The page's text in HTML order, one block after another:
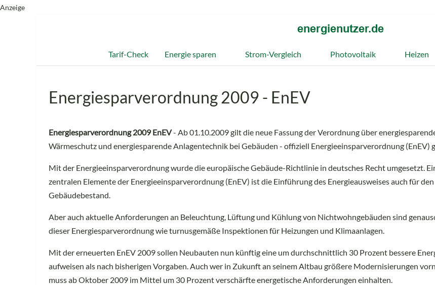
Anzeige
Tarif-Check Energie sparen Strom-Vergleich Photovoltaik Heizen
Energiesparverordnung 2009 - EnEV
Energiesparverordnung 2009 EnEV- Ab 01.10.2009 gilt die neue Fassung der Verordnung über
Wärmeschutz und energiesparende Anlagentechnik bei Gebäuden - offiziell Energieeinsparverordnung (EnEV)
Mit der Energieeinsparverordnung wurde die europäische Gebäude-Richtlinie in deutsches Recht umgesetzt.
zentralen Elemente der Energieeinsparverordnung (EnEV) ist die Einführung des Energieausweises auch für den
Gebäudebestand.
Aber auch aktuelle Anforderungen an Beleuchtung, Lüftung und Kühlung von Nichtwohngebäuden sind
dieser Energiesparverordnung wie turnusgemäße Inspektionen für Heizungen und Klimaanlagen.
Mit der erneuerten EnEV 2009 sollen Neubauten nun künftig eine um durchschnittlich 30 Prozent bessere
aufweisen als nach bisherigen Vorgaben. Auch wer in Zukunft an seinem Altbau größere Modernisierungen
muss ab Oktober 2009 im Mittel um 30 Prozent verschärfte energetische Anforderungen einhalten.